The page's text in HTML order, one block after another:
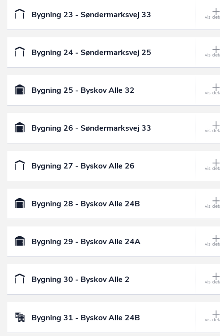
Bygning 23 - Søndermarksvej 33
Bygning 24 - Søndermarksvej 25
Bygning 25 - Byskov Alle 32
Bygning 26 - Søndermarksvej 33
Bygning 27 - Byskov Alle 26
Bygning 28 - Byskov Alle 24B
Bygning 29 - Byskov Alle 24A
Bygning 30 - Byskov Alle 2
Bygning 31 - Byskov Alle 24B